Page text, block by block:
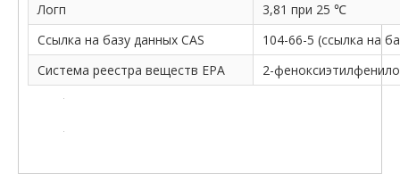
Логп
3,81 при 25 ℃
Ссылка на базу данных CAS
104-66-5 (ссылка на
Система реестра веществ EPA
2-